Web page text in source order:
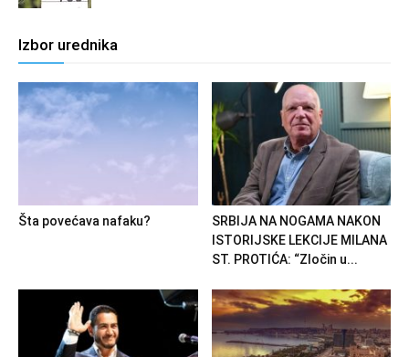
Izbor urednika
Šta povećava nafaku?
SRBIJA NA NOGAMA NAKON
ISTORIJSKE LEKCIJE MILANA
ST. PROTIĆA: “Zločin u...